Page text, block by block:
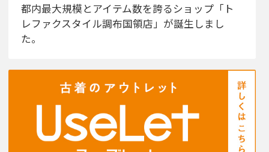
都内最大規模とアイテム数を誇るショップ「ト
レファクスタイル調布国領店」が誕生しまし
た。